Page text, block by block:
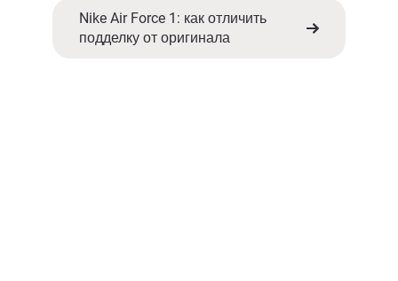
Nike Air Force 1: как отличить
подделку от оригинала